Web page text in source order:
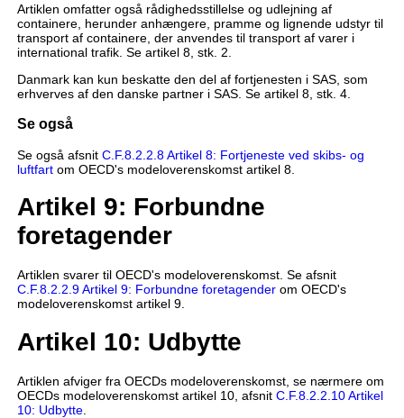
Artiklen omfatter også rådighedsstillelse og udlejning af
containere, herunder anhængere, pramme og lignende udstyr til
transport af containere, der anvendes til transport af varer i
international trafik. Se artikel 8, stk. 2.
Danmark kan kun beskatte den del af fortjenesten i SAS, som
erhverves af den danske partner i SAS. Se artikel 8, stk. 4.
Se også
Se også afsnit C.F.8.2.2.8 Artikel 8: Fortjeneste ved skibs- og
luftfartom OECD's modeloverenskomst artikel 8.
Artikel 9: Forbundne
foretagender
Artiklen svarer til OECD's modeloverenskomst. Se afsnit
C.F.8.2.2.9 Artikel 9: Forbundne foretagenderom OECD's
modeloverenskomst artikel 9.
Artikel 10: Udbytte
Artiklen afviger fra OECDs modeloverenskomst, se nærmere om
OECDs modeloverenskomst artikel 10, afsnit C.F.8.2.2.10 Artikel
10: Udbytte.